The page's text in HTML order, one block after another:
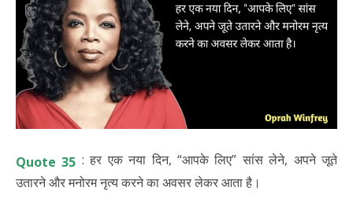
Quote 35 : हर एक नया दिन, “आपके लिए” सांस लेने, अपने जूते
उतारने और मनोरम नृत्य करने का अवसर लेकर आता है।